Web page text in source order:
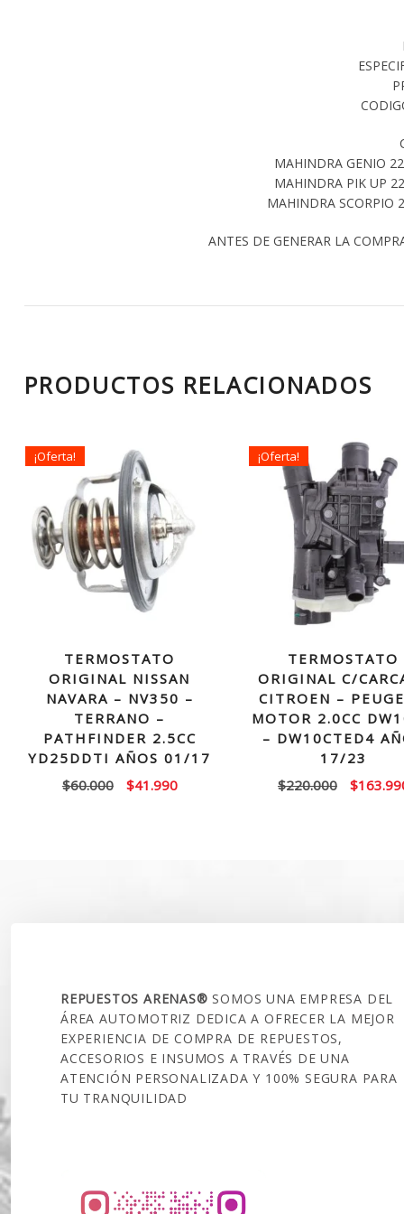
MAHINDRA GENIO
MAHINDRA PIK UP
MAHINDRA SCORPIO
ANTES DE GENERAR LA
PRODUCTOS RELACIONADOS
¡Oferta!
TERMOSTATO
ORIGINAL NISSAN
NAVARA – NV350 –
TERRANO –
PATHFINDER 2.5CC
YD25DDTI AÑOS 01/17
$60.000
El
$41.990El
¡Oferta!
TERMOSTATO
ORIGINAL C/
CITROEN –
MOTOR 2.0CC
– DW10CTED4
17/23
$220.000
El
$
REPUESTOS ARENAS®SOMOS UNA EMPRESA DEL
ÁREA AUTOMOTRIZ DEDICA A OFRECER LA MEJOR
EXPERIENCIA DE COMPRA DE REPUESTOS,
ACCESORIOS E INSUMOS A TRAVÉS DE UNA
ATENCIÓN PERSONALIZADA Y 100% SEGURA PARA
TU TRANQUILIDAD